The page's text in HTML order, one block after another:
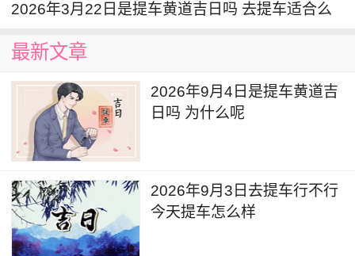
2026年3月22日是提车黄道吉日吗 去提车适合么
最新文章
2026年9月4日是提车黄道吉
日吗 为什么呢
2026年9月3日去提车行不行
今天提车怎么样